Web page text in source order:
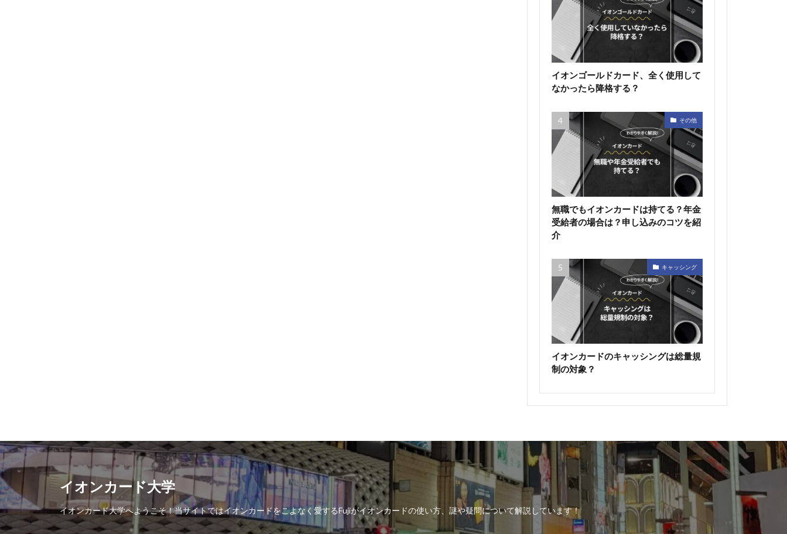
イオンゴールドカード、全く使用して
なかったら降格する？
その他
無職でもイオンカードは持てる？年金
受給者の場合は？申し込みのコツを紹
介
キャッシング
イオンカードのキャッシングは総量規
制の対象？
イオンカード大学
イオンカード大学へようこそ！当サイトではイオンカードをこよなく愛するFujiがイオンカードの使い方、謎や疑問について解説しています！